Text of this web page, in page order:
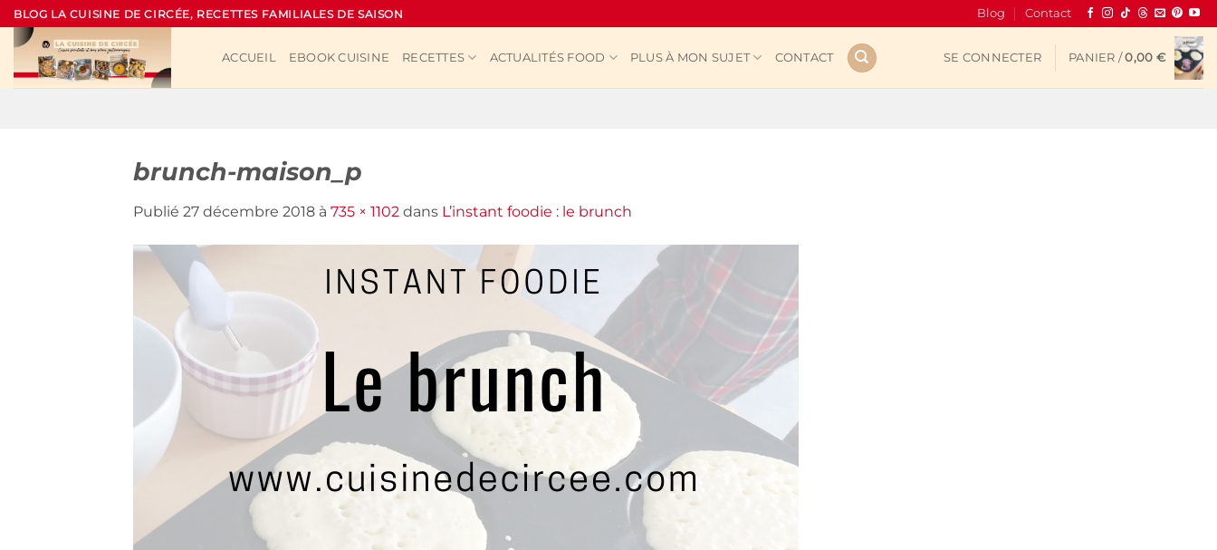
Passer
au
contenu
BLOG LA CUISINE DE CIRCÉE, RECETTES FAMILIALES DE SAISON Blog Contact
ACCUEIL EBOOK CUISINE RECETTES ACTUALITÉS FOOD PLUS À MON SUJET CONTACT SE CONNECTER PANIER /0,00 €
brunch-maison_p
Publié 27 décembre 2018 à 735 × 1102 dans L’instant foodie : le brunch